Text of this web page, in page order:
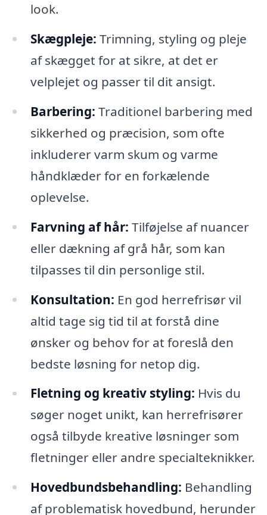
look.
Skægpleje: Trimning, styling og pleje
af skægget for at sikre, at det er
velplejet og passer til dit ansigt.
Barbering: Traditionel barbering med
sikkerhed og præcision, som ofte
inkluderer varm skum og varme
håndklæder for en forkælende
oplevelse.
Farvning af hår: Tilføjelse af nuancer
eller dækning af grå hår, som kan
tilpasses til din personlige stil.
Konsultation: En god herrefrisør vil
altid tage sig tid til at forstå dine
ønsker og behov for at foreslå den
bedste løsning for netop dig.
Fletning og kreativ styling: Hvis du
søger noget unikt, kan herrefrisører
også tilbyde kreative løsninger som
fletninger eller andre specialteknikker.
Hovedbundsbehandling: Behandling
af problematisk hovedbund, herunder